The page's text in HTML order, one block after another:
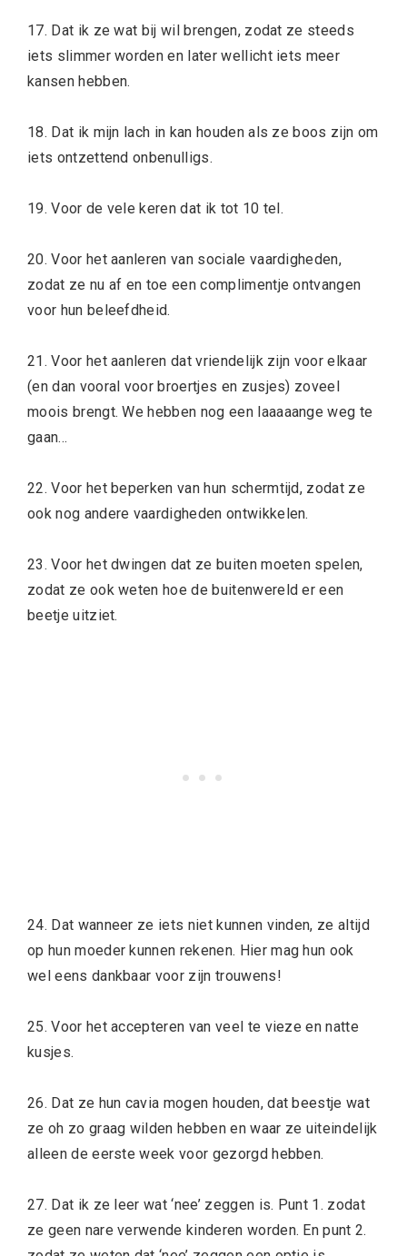
17. Dat ik ze wat bij wil brengen, zodat ze steeds
iets slimmer worden en later wellicht iets meer
kansen hebben.
18. Dat ik mijn lach in kan houden als ze boos zijn om
iets ontzettend onbenulligs.
19. Voor de vele keren dat ik tot 10 tel.
20. Voor het aanleren van sociale vaardigheden,
zodat ze nu af en toe een complimentje ontvangen
voor hun beleefdheid.
21. Voor het aanleren dat vriendelijk zijn voor elkaar
(en dan vooral voor broertjes en zusjes) zoveel
moois brengt. We hebben nog een laaaaange weg te
gaan…
22. Voor het beperken van hun schermtijd, zodat ze
ook nog andere vaardigheden ontwikkelen.
23. Voor het dwingen dat ze buiten moeten spelen,
zodat ze ook weten hoe de buitenwereld er een
beetje uitziet.
24. Dat wanneer ze iets niet kunnen vinden, ze altijd
op hun moeder kunnen rekenen. Hier mag hun ook
wel eens dankbaar voor zijn trouwens!
25. Voor het accepteren van veel te vieze en natte
kusjes.
26. Dat ze hun cavia mogen houden, dat beestje wat
ze oh zo graag wilden hebben en waar ze uiteindelijk
alleen de eerste week voor gezorgd hebben.
27. Dat ik ze leer wat ‘nee’ zeggen is. Punt 1. zodat
ze geen nare verwende kinderen worden. En punt 2.